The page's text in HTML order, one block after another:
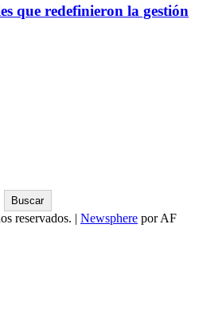
que redefinieron la gestión
Buscar
reservados. | Newsphere por AF